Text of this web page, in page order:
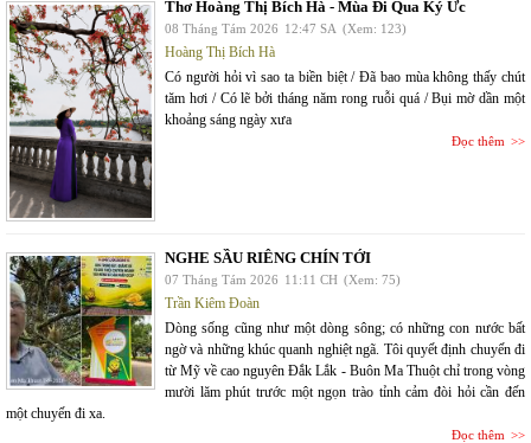
Thơ Hoàng Thị Bích Hà - Mùa Đi Qua Ký Ức
08 Tháng Tám 2026 12:47 SA (Xem: 123)
Hoàng Thị Bích Hà
Có người hỏi vì sao ta biền biệt / Đã bao mùa không thấy chút
tăm hơi / Có lẽ bởi tháng năm rong ruỗi quá / Bụi mờ dần một
khoảng sáng ngày xưa
Đọc thêm
NGHE SẦU RIÊNG CHÍN TỚI
07 Tháng Tám 2026 11:11 CH (Xem: 75)
Trần Kiêm Đoàn
Dòng sống cũng như một dòng sông; có những con nước bất
ngờ và những khúc quanh nghiệt ngã. Tôi quyết định chuyến đi
từ Mỹ về cao nguyên Đắk Lắk - Buôn Ma Thuột chỉ trong vòng
mười lăm phút trước một ngọn trào tỉnh cảm đòi hỏi cần đến
một chuyến đi xa.
Đọc thêm